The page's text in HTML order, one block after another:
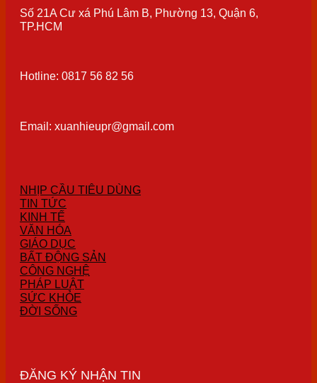
Số 21A Cư xá Phú Lâm B, Phường 13, Quận 6,
TP.HCM
Hotline: 0817 56 82 56
Email: xuanhieupr@gmail.com
NHỊP CẦU TIÊU DÙNG
TIN TỨC
KINH TẾ
VĂN HÓA
GIÁO DỤC
BẤT ĐỘNG SẢN
CÔNG NGHỆ
PHÁP LUẬT
SỨC KHỎE
ĐỜI SỐNG
ĐĂNG KÝ NHẬN TIN